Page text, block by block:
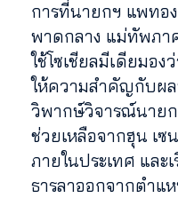
การที่นายกฯ แพทอ
พาดกลาง แม่ทัพภา
ใช้โซเชียลมีเดียมอง
ให้ความสำคัญกับผล
วิพากษ์วิจารณ์นาย
ช่วยเหลือจากฮุน เซ
ภายในประเทศ และ
ธารลาออกจากตำแ